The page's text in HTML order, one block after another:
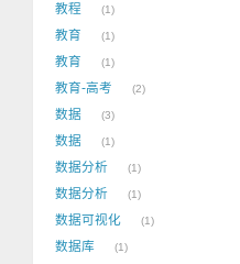
教程 1
教育 1
教育 1
教育-高考 2
数据 3
数据 1
数据分析 1
数据分析 1
数据可视化 1
数据库 1